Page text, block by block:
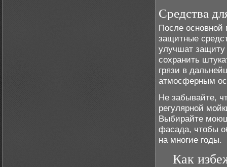
Средства
После основной
защитные
улучшат защиту
сохранить
грязи в
атмосферным
Не забывайте,
регулярной
Выбирайте
фасада, чтобы
на многие годы.
Как